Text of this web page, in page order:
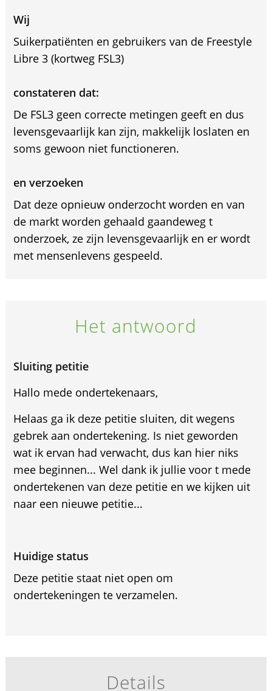
Wij
Suikerpatiënten en gebruikers van de Freestyle
Libre 3 (kortweg FSL3)
constateren dat:
De FSL3 geen correcte metingen geeft en dus
levensgevaarlijk kan zijn, makkelijk loslaten en
soms gewoon niet functioneren.
en verzoeken
Dat deze opnieuw onderzocht worden en van
de markt worden gehaald gaandeweg t
onderzoek, ze zijn levensgevaarlijk en er wordt
met mensenlevens gespeeld.
Het antwoord
Sluiting petitie
Hallo mede ondertekenaars,
Helaas ga ik deze petitie sluiten, dit wegens
gebrek aan ondertekening. Is niet geworden
wat ik ervan had verwacht, dus kan hier niks
mee beginnen... Wel dank ik jullie voor t mede
ondertekenen van deze petitie en we kijken uit
naar een nieuwe petitie...
Huidige status
Deze petitie staat niet open om
ondertekeningen te verzamelen.
Details